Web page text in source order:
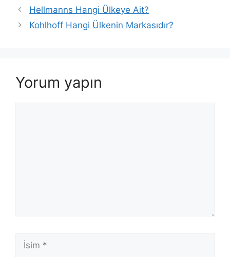
Hellmanns Hangi Ülkeye Ait?
Kohlhoff Hangi Ülkenin Markasıdır?
Yorum yapın
İsim